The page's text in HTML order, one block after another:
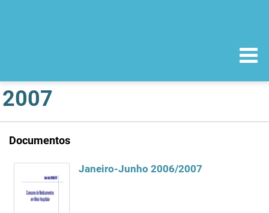
2007
Documentos
Janeiro-Junho 2006/2007